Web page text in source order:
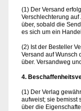
(1) Der Versand
Verschlechterung
über, sobald die
es sich um ein
(2) Ist der Besteller
Versand auf Wunsch
über. Versandweg
4.
(1) Der Verlag
aufweist; sie bemisst
über die